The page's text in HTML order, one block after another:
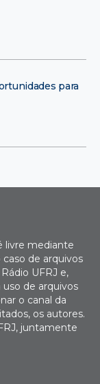
para
livre mediante
de arquivos
UFRJ e,
uso de arquivos
o canal da
os autores.
juntamente